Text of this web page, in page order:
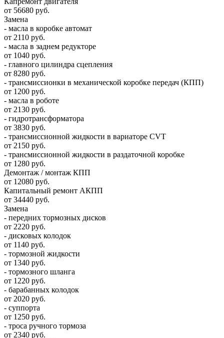
от 56680 руб.
Замена
- масла в коробке автомат
от 2110 руб.
- масла в заднем редукторе
от 1040 руб.
- главного цилиндра сцепления
от 8280 руб.
- трансмиссионки в механической коробке передач (КПП)
от 1200 руб.
- масла в роботе
от 2130 руб.
- гидротрансформатора
от 3830 руб.
- трансмиссионной жидкости в вариаторе CVT
от 2150 руб.
- трансмиссионной жидкости в раздаточной коробке
от 1280 руб.
Демонтаж / монтаж КПП
от 12080 руб.
Капитальный ремонт АКПП
от 34440 руб.
Замена
- передних тормозных дисков
от 2220 руб.
- дисковых колодок
от 1140 руб.
- тормозной жидкости
от 1340 руб.
- тормозного шланга
от 1220 руб.
- барабанных колодок
от 2020 руб.
- суппорта
от 1250 руб.
- троса ручного тормоза
от 2340 руб.